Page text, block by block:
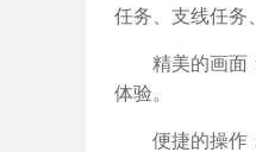
任务、支线任务
精美的画面
体验。
便捷的操作